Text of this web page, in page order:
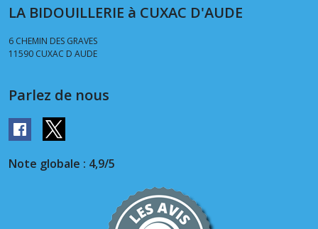
LA BIDOUILLERIE à CUXAC D'AUDE
6 CHEMIN DES GRAVES
11590 CUXAC D AUDE
Parlez de nous
Note globale : 4,9/5